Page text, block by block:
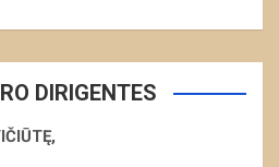
DIRIGENTES